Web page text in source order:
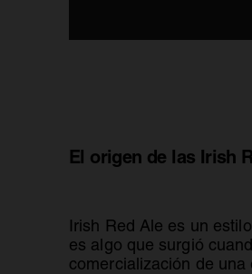
El origen de las Irish
Irish Red Ale es un
es algo que surgió
comercialización de